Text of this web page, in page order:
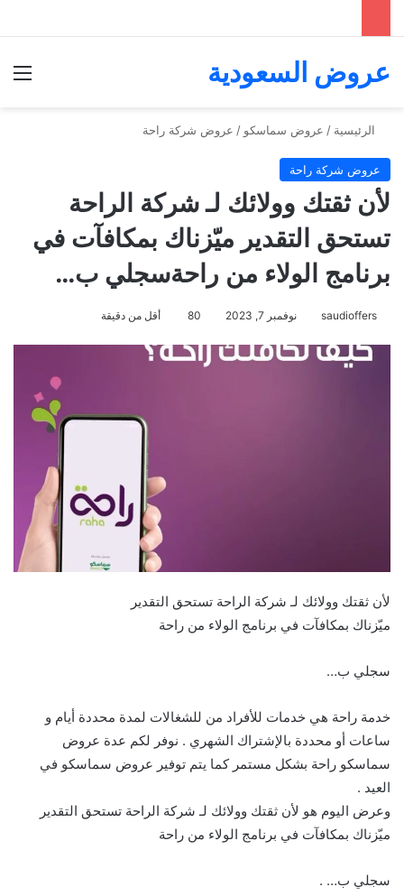
عروض السعودية
الرئيسية / عروض سماسكو / عروض شركة راحة
عروض شركة راحة
لأن ثقتك وولائك لـ شركة الراحة
تستحق التقدير ميّزناك بمكافآت في
برنامج الولاء من راحةسجلي ب…
saudioffers نوفمبر 7, 2023 80 أقل من دقيقة
لأن ثقتك وولائك لـ شركة الراحة تستحق التقدير
ميّزناك بمكافآت في برنامج الولاء من راحة
سجلي ب…
خدمة راحة هي خدمات للأفراد من للشغالات لمدة محددة أيام و
ساعات أو محددة بالإشتراك الشهري . نوفر لكم عدة عروض
سماسكو راحة بشكل مستمر كما يتم توفير عروض سماسكو في
العيد .
وعرض اليوم هو لأن ثقتك وولائك لـ شركة الراحة تستحق التقدير
ميّزناك بمكافآت في برنامج الولاء من راحة
سجلي ب… .